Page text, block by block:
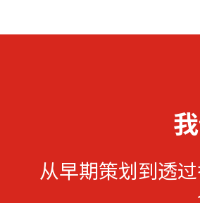
从早期策划到透